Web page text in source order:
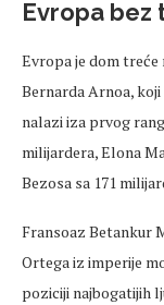
Evropa
Evropa je dom treće
Bernarda Arnoa,
nalazi iza prvog
milijardera, Elona
Bezosa sa 171
Fransoaz Betankur
Ortega iz imperije
poziciji najbogatijih